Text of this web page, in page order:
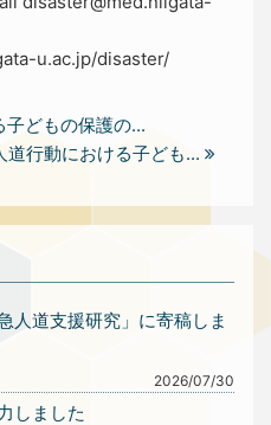
u.ac.jp/disaster/
どもの保護の...
道行動における子ども...
人道支援研究」に寄稿しま
2026/07/30
しました